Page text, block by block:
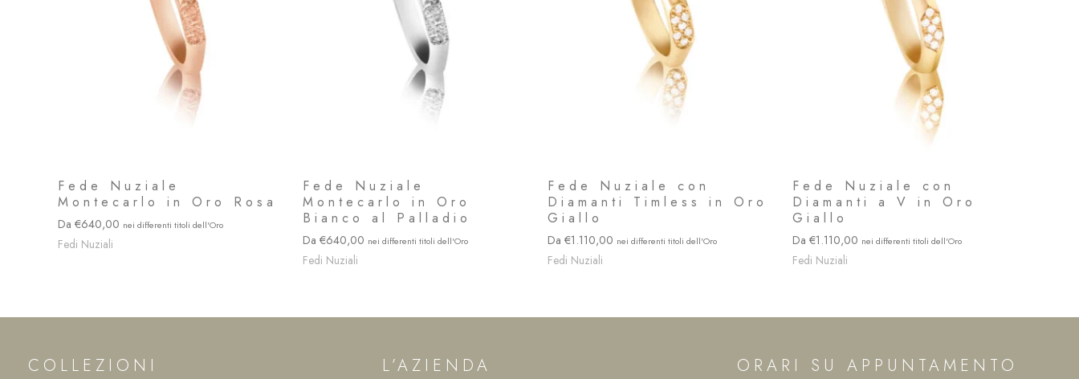
Fede Nuziale
Montecarlo in Oro Rosa
640,00
Fedi Nuziali
Fede Nuziale
Montecarlo in Oro
Bianco al Palladio
640,00
Fedi Nuziali
Fede Nuziale con
Diamanti Timless in Oro
Giallo
1.110,00
Fedi Nuziali
Fede Nuziale con
Diamanti a V in Oro
Giallo
1.110,00
Fedi Nuziali
COLLEZIONI L’AZIENDA ORARI SU APPUNTAMENTO